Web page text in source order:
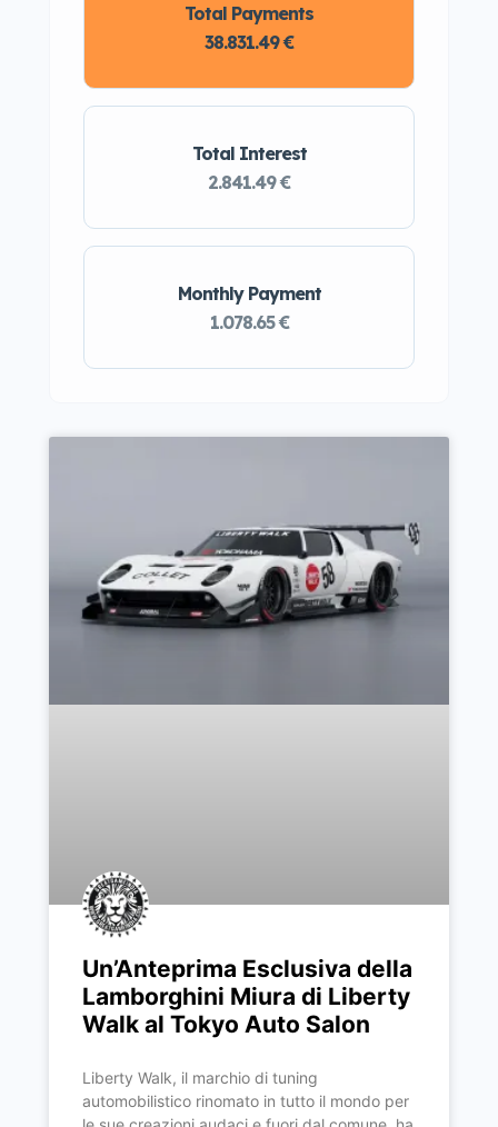
Monthly Payment
1.078.65 €
Total Interest
2.841.49 €
Total Payments
38.831.49 €
Un’Anteprima Esclusiva della
Lamborghini Miura di Liberty
Walk al Tokyo Auto Salon
Liberty Walk, il marchio di tuning
automobilistico rinomato in tutto il mondo per